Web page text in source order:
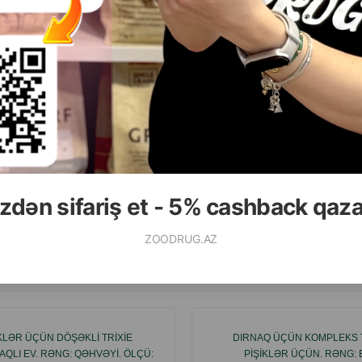
sifariş et - 5% cashback
ZOODRUG.AZ
( Rəylər)
Çəki Qiymət
Almaq
ədəd
2.90
ALMAQ
ÜÇÜN DÖŞƏKLI TRIXIE
EV. RƏNG: QƏHVƏYI. ÖLÇÜ:
DIRNAQ ÜÇÜN KOMPLEKS
PIŞIKLƏR ÜÇÜN. RƏNG: